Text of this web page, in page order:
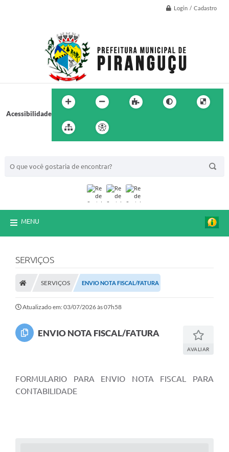
Login / Cadastro
Acessibilidade
MENU
SERVIÇOS
SERVIÇOS ENVIO NOTA FISCAL/FATURA
Atualizado em: 03/07/2026 às 07h58
ENVIO NOTA FISCAL/FATURA
AVALIAR
FORMULARIO PARA ENVIO NOTA FISCAL PARA
CONTABILIDADE